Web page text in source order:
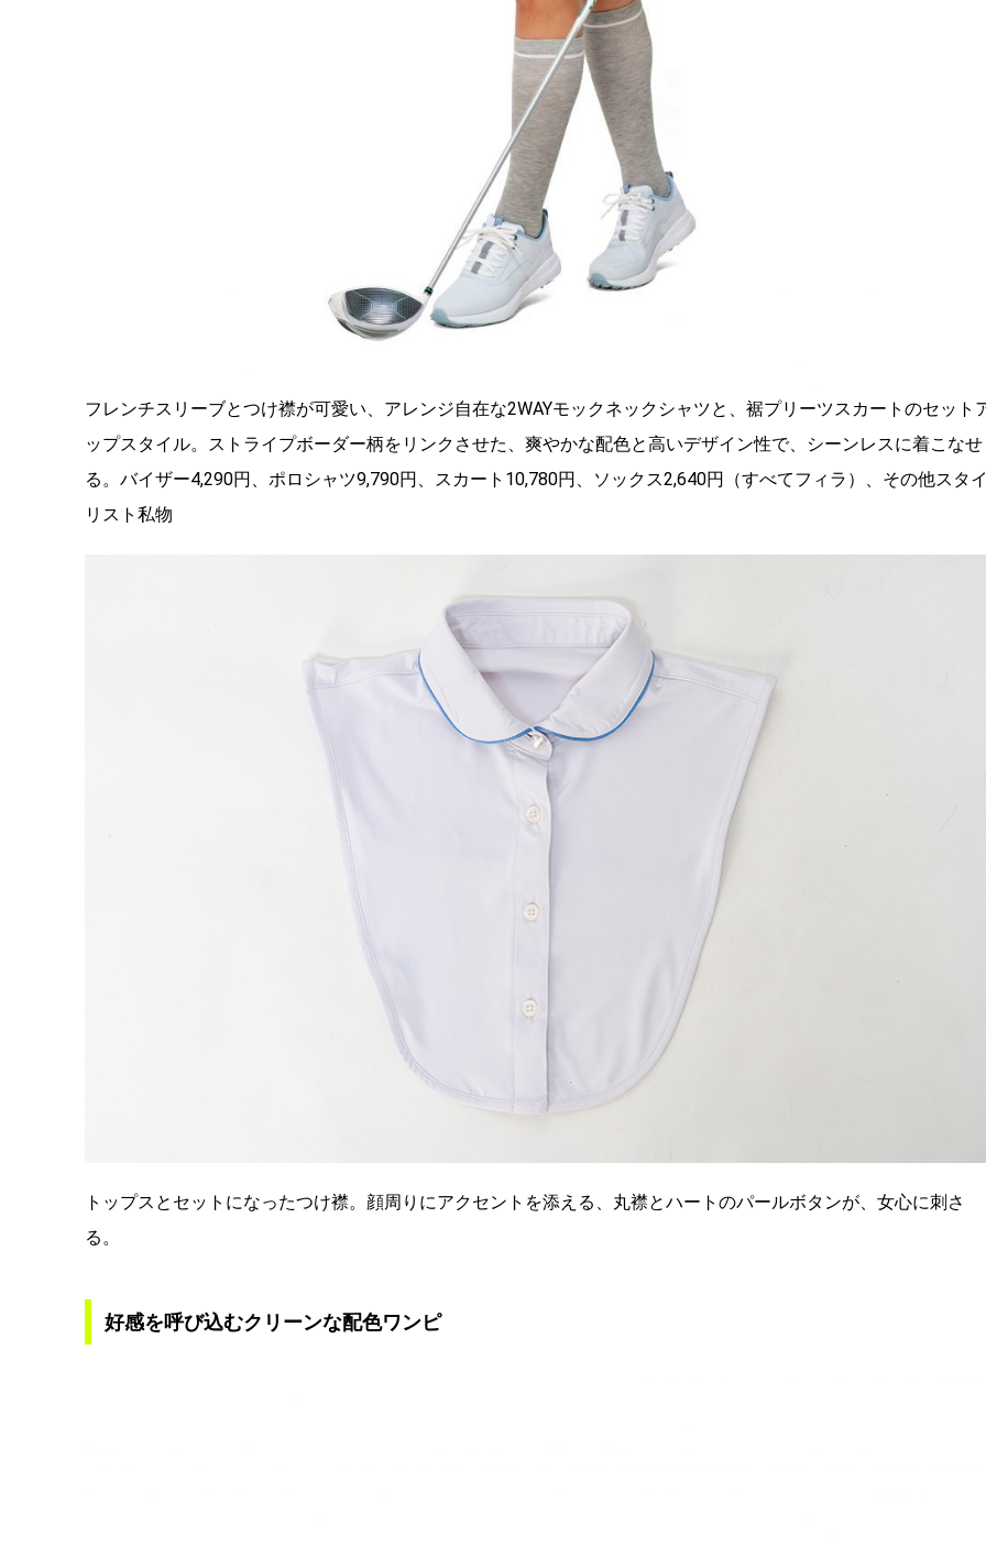
フレンチスリーブとつけ襟が可愛い、アレンジ自在な2WAYモックネックシャツと、裾プリーツスカートのセット
ップスタイル。ストライプボーダー柄をリンクさせた、爽やかな配色と高いデザイン性で、シーンレスに着こなせ
る。バイザー4,290円、ポロシャツ9,790円、スカート10,780円、ソックス2,640円（すべてフィラ）、その他スタ
リスト私物
トップスとセットになったつけ襟。顔周りにアクセントを添える、丸襟とハートのパールボタンが、女心に刺さ
る。
好感を呼び込むクリーンな配色ワンピ